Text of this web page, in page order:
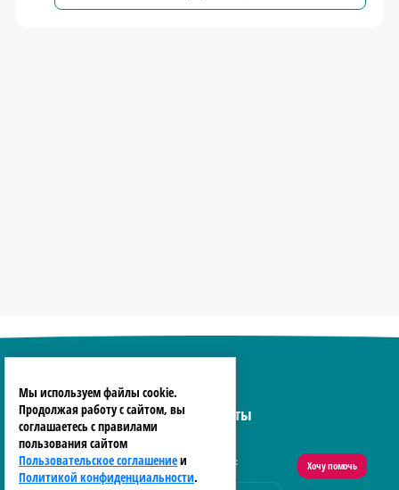
О нас Контакты
По всем вопросам обращайтесь на: Хочу помочь
Мы используем файлы cookie.
Продолжая работу с сайтом, вы
соглашаетесь с правилами
пользования сайтом
Пользовательское соглашениеи
Политикой конфиденциальности.